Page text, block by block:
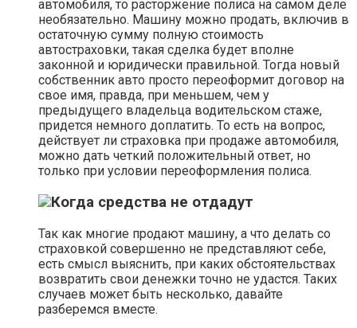
автомобиля, то расторжение полиса на самом деле
необязательно. Машину можно продать, включив в
остаточную сумму полную стоимость
автостраховки, такая сделка будет вполне
законной и юридически правильной. Тогда новый
собственник авто просто переоформит договор на
свое имя, правда, при меньшем, чем у
предыдущего владельца водительском стаже,
придется немного доплатить. То есть на вопрос,
действует ли страховка при продаже автомобиля,
можно дать четкий положительный ответ, но
только при условии переоформления полиса.
Когда средства не отдадут
Так как многие продают машину, а что делать со
страховкой совершенно не представляют себе,
есть смысл выяснить, при каких обстоятельствах
возвратить свои денежки точно не удастся. Таких
случаев может быть несколько, давайте
разберемся вместе.